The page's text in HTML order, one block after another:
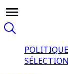
POLITIQUE
SÉLECTION